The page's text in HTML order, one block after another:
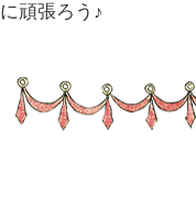
に頑張ろう♪